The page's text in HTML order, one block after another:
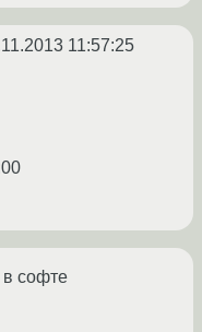
11:57:25
в софте